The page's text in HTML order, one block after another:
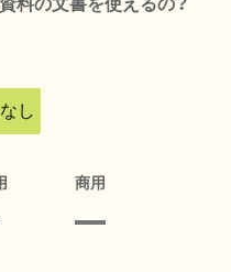
し
商用